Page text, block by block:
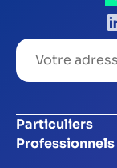
Votre
adresse
e-
Particuliers